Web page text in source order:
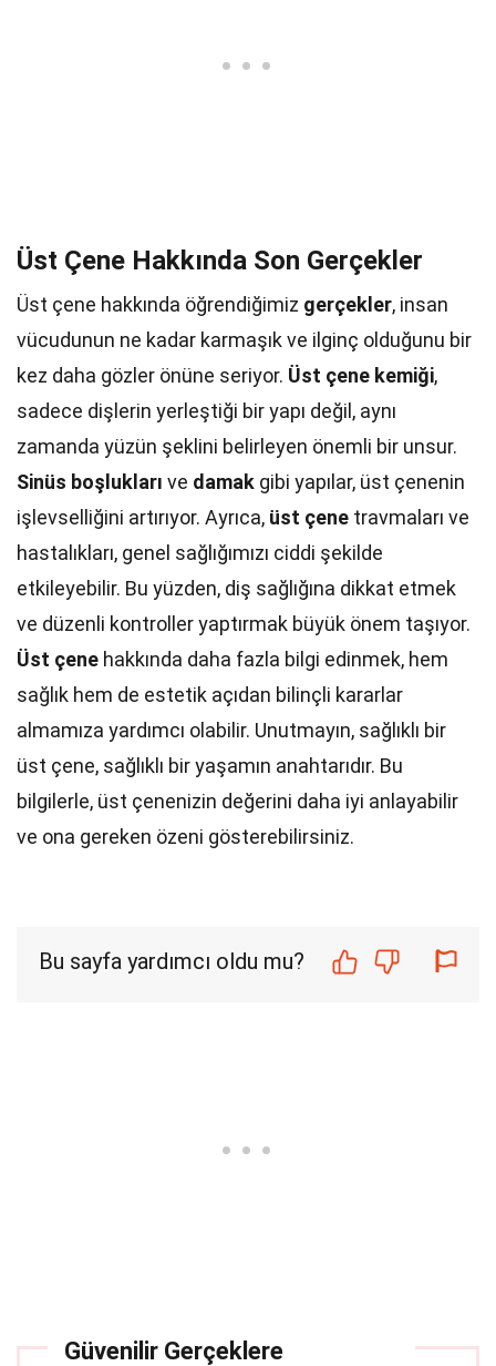
Üst Çene Hakkında Son Gerçekler
Üst çene hakkında öğrendiğimiz gerçekler, insan
vücudunun ne kadar karmaşık ve ilginç olduğunu bir
kez daha gözler önüne seriyor. Üst çene kemiği,
sadece dişlerin yerleştiği bir yapı değil, aynı
zamanda yüzün şeklini belirleyen önemli bir unsur.
Sinüs boşlukları ve damak gibi yapılar, üst çenenin
işlevselliğini artırıyor. Ayrıca, üst çene travmaları ve
hastalıkları, genel sağlığımızı ciddi şekilde
etkileyebilir. Bu yüzden, diş sağlığına dikkat etmek
ve düzenli kontroller yaptırmak büyük önem taşıyor.
Üst çene hakkında daha fazla bilgi edinmek, hem
sağlık hem de estetik açıdan bilinçli kararlar
almamıza yardımcı olabilir. Unutmayın, sağlıklı bir
üst çene, sağlıklı bir yaşamın anahtarıdır. Bu
bilgilerle, üst çenenizin değerini daha iyi anlayabilir
ve ona gereken özeni gösterebilirsiniz.
Bu sayfa yardımcı oldu mu?
Güvenilir Gerçeklere